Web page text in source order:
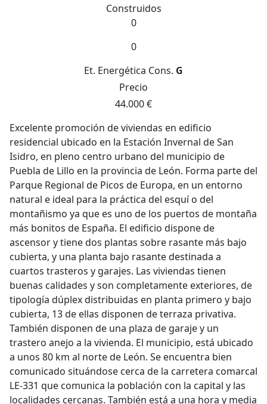
Construidos
0
0
Et. Energética Cons. G
Precio
44.000 €
Excelente promoción de viviendas en edificio
residencial ubicado en la Estación Invernal de San
Isidro, en pleno centro urbano del municipio de
Puebla de Lillo en la provincia de León. Forma parte del
Parque Regional de Picos de Europa, en un entorno
natural e ideal para la práctica del esquí o del
montañismo ya que es uno de los puertos de montaña
más bonitos de España. El edificio dispone de
ascensor y tiene dos plantas sobre rasante más bajo
cubierta, y una planta bajo rasante destinada a
cuartos trasteros y garajes. Las viviendas tienen
buenas calidades y son completamente exteriores, de
tipología dúplex distribuidas en planta primero y bajo
cubierta, 13 de ellas disponen de terraza privativa.
También disponen de una plaza de garaje y un
trastero anejo a la vivienda. El municipio, está ubicado
a unos 80 km al norte de León. Se encuentra bien
comunicado situándose cerca de la carretera comarcal
LE-331 que comunica la población con la capital y las
localidades cercanas. También está a una hora y media